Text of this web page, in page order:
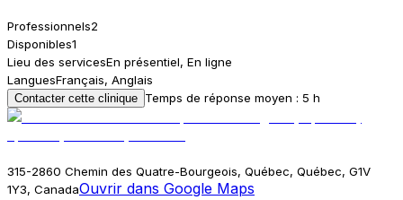
Professionnels2
Disponibles1
Lieu des servicesEn présentiel, En ligne
LanguesFrançais, Anglais
Contacter cette clinique Temps de réponse moyen : 5 h
315-2860 Chemin des Quatre-Bourgeois, Québec, Québec, G1V
1Y3, CanadaOuvrir dans Google Maps